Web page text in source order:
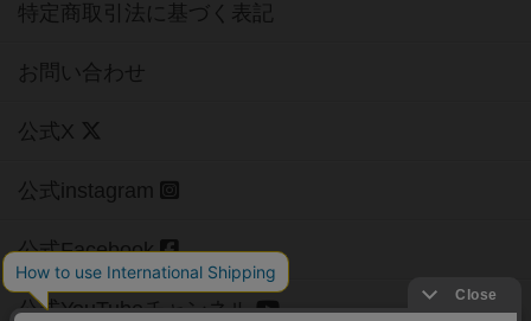
特定商取引法に基づく表記
お問い合わせ
公式X
公式instagram
公式Facebook
公式YouTubeチャンネル